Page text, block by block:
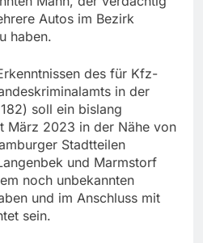
Autos im Bezirk
haben.
des für Kfz-
in der
soll ein bislang
März 2023 in der Nähe von
Stadtteilen
und Marmstorf
noch unbekannten
und im Anschluss mit
sein.